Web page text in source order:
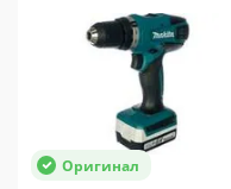
Оригинал